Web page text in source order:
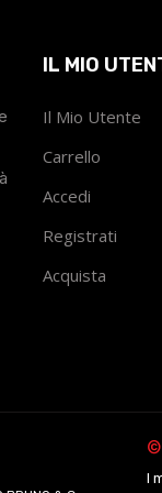
IL MIO
Il Mio Utente
Carrello
Accedi
Registrati
Acquista
©
I